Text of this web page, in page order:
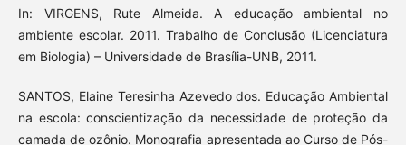
In: VIRGENS, Rute Almeida. A educação ambiental no
ambiente escolar. 2011. Trabalho de Conclusão (Licenciatura
em Biologia) – Universidade de Brasília-UNB, 2011.
SANTOS, Elaine Teresinha Azevedo dos. Educação Ambiental
na escola: conscientização da necessidade de proteção da
camada de ozônio. Monografia apresentada ao Curso de Pós-